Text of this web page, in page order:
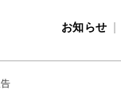
お知らせ